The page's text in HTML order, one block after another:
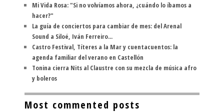
Mi Vida Rosa: "Si no volvíamos ahora, ¿cuándo lo íbamos a
hacer?"
La guía de conciertos para cambiar de mes: del Arenal
Sound a Siloé, Iván Ferreiro...
Castro Festival, Títeres a la Mar y cuentacuentos: la
agenda familiar del verano en Castellón
Tonina cierra Nits al Claustre con su mezcla de música afro
y boleros
Most commented posts